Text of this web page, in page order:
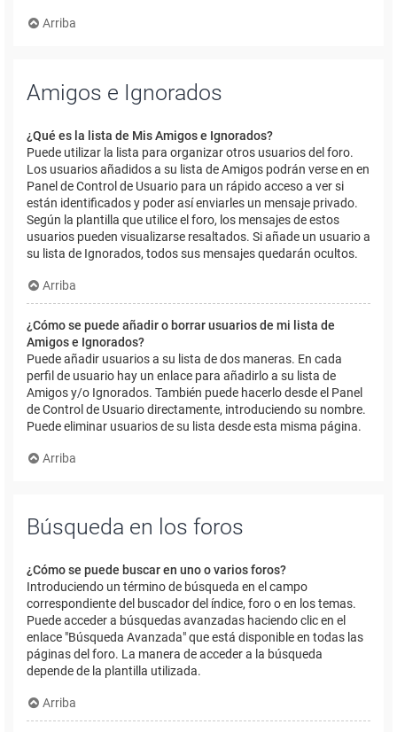
Arriba
Amigos e Ignorados
¿Qué es la lista de Mis Amigos e Ignorados?
Puede utilizar la lista para organizar otros usuarios del foro.
Los usuarios añadidos a su lista de Amigos podrán verse en en
Panel de Control de Usuario para un rápido acceso a ver si
están identificados y poder así enviarles un mensaje privado.
Según la plantilla que utilice el foro, los mensajes de estos
usuarios pueden visualizarse resaltados. Si añade un usuario a
su lista de Ignorados, todos sus mensajes quedarán ocultos.
Arriba
¿Cómo se puede añadir o borrar usuarios de mi lista de
Amigos e Ignorados?
Puede añadir usuarios a su lista de dos maneras. En cada
perfil de usuario hay un enlace para añadirlo a su lista de
Amigos y/o Ignorados. También puede hacerlo desde el Panel
de Control de Usuario directamente, introduciendo su nombre.
Puede eliminar usuarios de su lista desde esta misma página.
Arriba
Búsqueda en los foros
¿Cómo se puede buscar en uno o varios foros?
Introduciendo un término de búsqueda en el campo
correspondiente del buscador del índice, foro o en los temas.
Puede acceder a búsquedas avanzadas haciendo clic en el
enlace "Búsqueda Avanzada" que está disponible en todas las
páginas del foro. La manera de acceder a la búsqueda
depende de la plantilla utilizada.
Arriba